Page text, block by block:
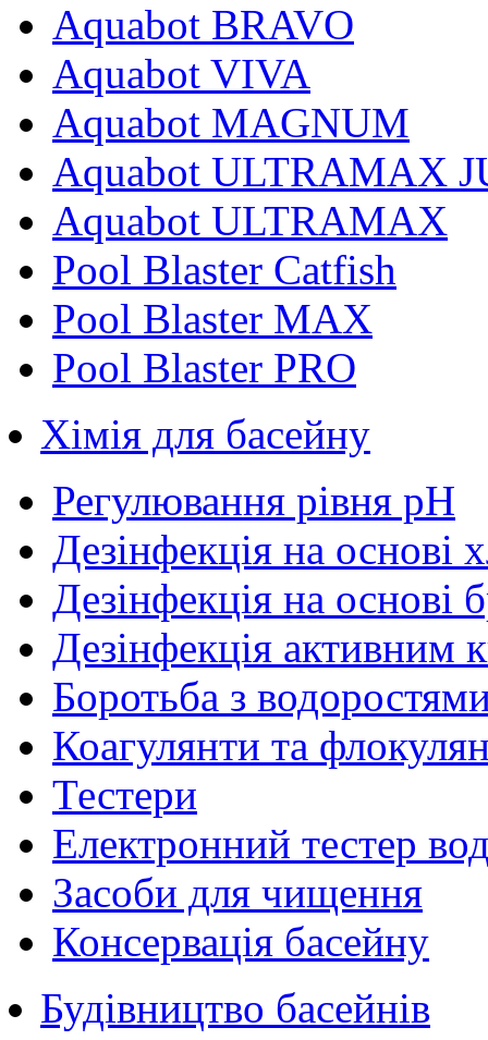
Aquabot BRAVO
Aquabot VIVA
Aquabot MAGNUM
Aquabot ULTRAMAX
Aquabot ULTRAMAX
Pool Blaster Catfish
Pool Blaster MAX
Pool Blaster PRO
Хімія для басейну
Регулювання рівня pH
Дезінфекція на основі
Дезінфекція на основі
Дезінфекція активним
Боротьба з
Коагулянти та
Тестери
Електронний тестер
Засоби для чищення
Консервація басейну
Будівництво басейнів